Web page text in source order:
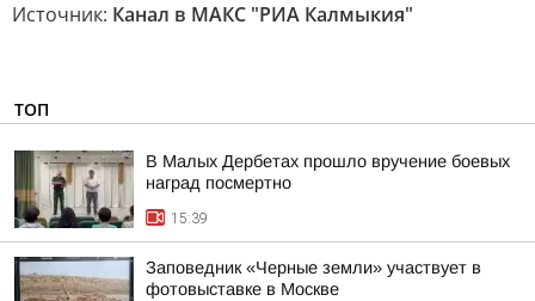
Источник: Канал в МАКС "РИА Калмыкия"
ТОП
В Малых Дербетах прошло вручение боевых
наград посмертно
15:39
Заповедник «Черные земли» участвует в
фотовыставке в Москве